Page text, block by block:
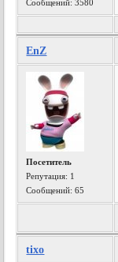
Сообщений: 3580
EnZ
Посетитель
Репутация: 1
Сообщений: 65
tixo